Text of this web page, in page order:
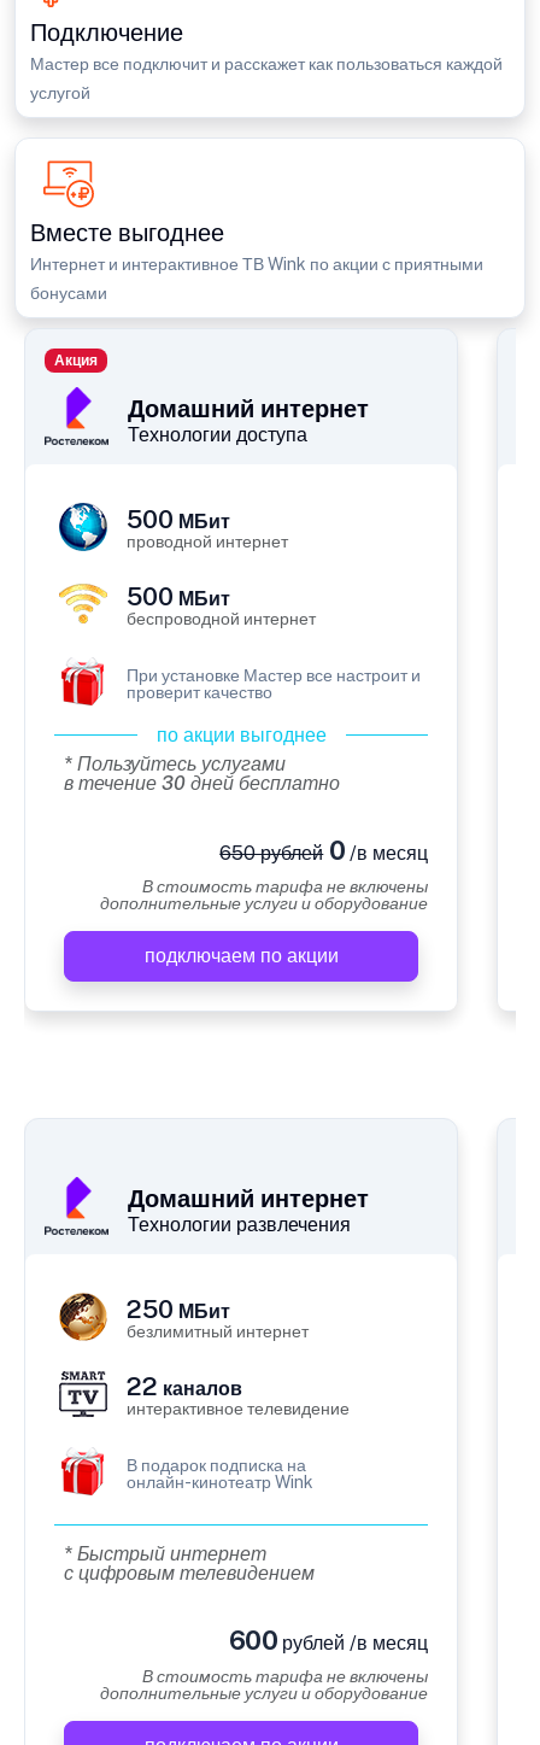
Подключение
Мастер все подключит и расскажет как пользоваться каждой
услугой
Вместе выгоднее
Интернет и интерактивное ТВ Wink по акции с приятными
бонусами
Домашний интернет
Технологии доступа
Акция
500 МБит
проводной интернет
500 МБит
беспроводной интернет
При установке Мастер все настроит и
проверит качество
по акции выгоднее
* Пользуйтесь услугами
в течение 30 дней бесплатно
650 рублей0 /в месяц
В стоимость тарифа не включены
дополнительные услуги и оборудование
подключаем по акции
Домашний интернет
Технологии развлечения
250 МБит
безлимитный интернет
22 каналов
интерактивное телевидение
В подарок подписка на
онлайн-кинотеатр Wink
* Быстрый интернет
с цифровым телевидением
600 рублей /в месяц
В стоимость тарифа не включены
дополнительные услуги и оборудование